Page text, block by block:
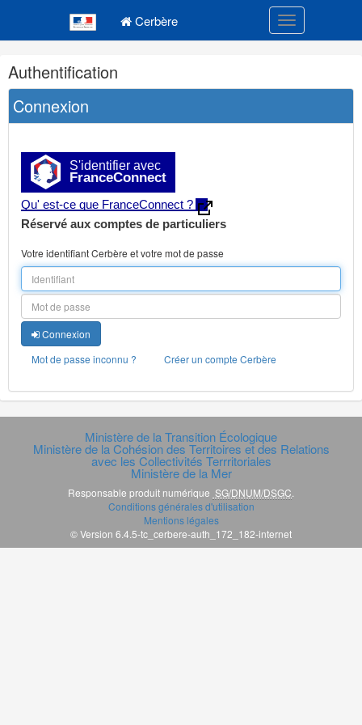
Cerbère Toggle
Navigation
et
outils
annexes
Authentification
Connexion
S'identifier avec
FranceConnect
Qu' est-ce que FranceConnect ?
Réservé aux comptes de particuliers
Votre identifiant Cerbère et votre mot de passe
Connexion
Mot de passe inconnu ?
Créer un compte Cerbère
Ministère de la Transition Écologique
Ministère de la Cohésion des Territoires et des Relations
avec les Collectivités Terrritoriales
Ministère de la Mer
Responsable produit numérique SG/DNUM/DSGC.
Conditions générales d'utilisation
Mentions légales
© Version 6.4.5-tc_cerbere-auth_172_182-internet